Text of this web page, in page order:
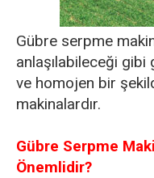
Gübre serpme
anlaşılabileceği
ve homojen bir
makinalardır.
Gübre Serpme
Önemlidir?